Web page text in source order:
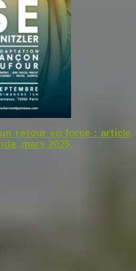
retour en force : article
mars 2025.